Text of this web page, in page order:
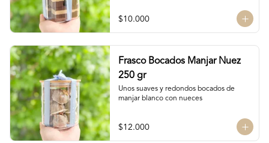
$10.000
Frasco Bocados Manjar Nuez
250 gr
Unos suaves y redondos bocados de
manjar blanco con nueces
$12.000